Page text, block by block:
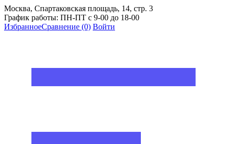
Москва, Спартаковская площадь, 14, стр. 3
График работы: ПН-ПТ с 9-00 до 18-00
ИзбранноеСравнение (0) Войти